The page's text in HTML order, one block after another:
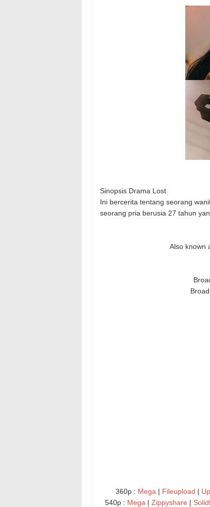
Sinopsis Drama Lost
Ini bercerita tentang seorang
seorang pria berusia 27 tahun
Also known
360p : Mega | Fileupload |
540p : Mega | Zippyshare|